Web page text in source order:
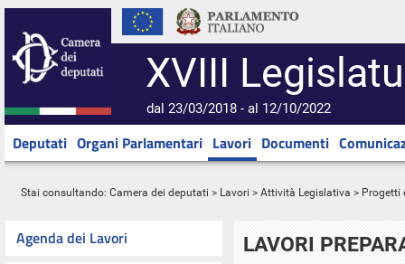
XVIII
dal 23/03/2018 - al 12/10/2022
Deputati Organi Parlamentari Lavori Documenti
Stai consultando: Camera dei deputati > Lavori > Attività Legislativa > Progetti
Agenda dei Lavori
LAVORI